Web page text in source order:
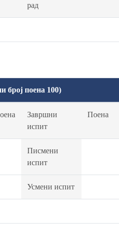
рад
број поена 100)
Завршни
испит
Поена
Писмени
испит
Усмени испит